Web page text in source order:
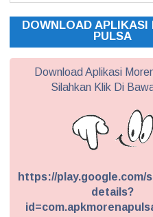
DOWNLOAD APLIKASI
PULSA
Download Aplikasi
Silahkan Klik Di
https://play.google.com/
details?